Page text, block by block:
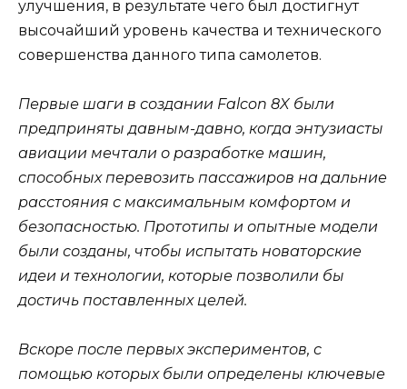
улучшения, в результате чего был достигнут
высочайший уровень качества и технического
совершенства данного типа самолетов.
Первые шаги в создании Falcon 8X были
предприняты давным-давно, когда энтузиасты
авиации мечтали о разработке машин,
способных перевозить пассажиров на дальние
расстояния с максимальным комфортом и
безопасностью. Прототипы и опытные модели
были созданы, чтобы испытать новаторские
идеи и технологии, которые позволили бы
достичь поставленных целей.
Вскоре после первых экспериментов, с
помощью которых были определены ключевые